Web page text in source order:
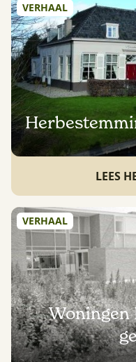
VERHAAL
LEES
VERHAAL
Woningen